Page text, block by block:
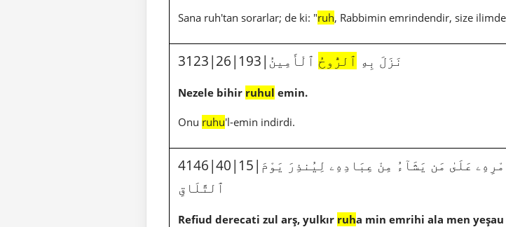
Sana ruh'tan sorarlar; de ki: "ruh, Rabbimin emrindendir, size
3123|26|193|نَزَلَ بِهِ ٱلرُّوحُ ٱلْأَمِينُ
Nezele bihir ruhul emin.
Onu ruhu'l-emin indirdi.
عَلَىٰ مَن يَشَآءُ مِنْ عِبَادِهِۦ لِيُنذِرَ يَوْمَ
ٱلتَّلَاقِ
Refiud derecati zul arş, yulkır ruha min emrihi ala men